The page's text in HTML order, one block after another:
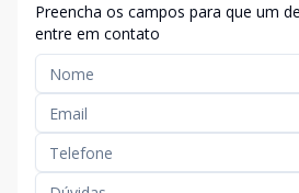
Preencha os campos para que um
entre em contato